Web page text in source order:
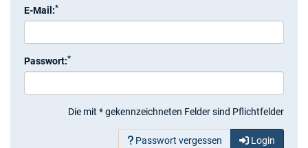
E-Mail:*
Passwort:*
Die mit * gekennzeichneten Felder sind Pflichtfelder
Passwort vergessen Login